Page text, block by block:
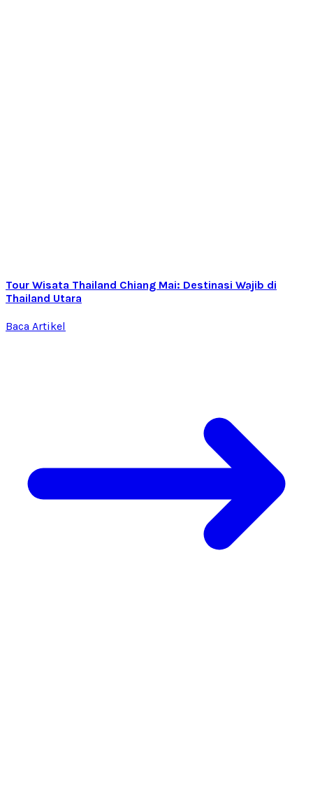
Tour Wisata Thailand Chiang Mai: Destinasi Wajib di
Thailand Utara
Baca Artikel